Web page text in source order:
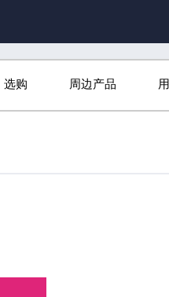
选购 周边产品